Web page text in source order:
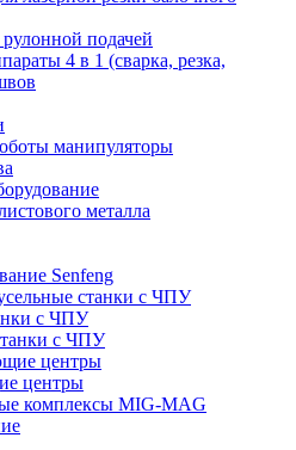
подачей
4 в 1 (сварка, резка,
манипуляторы
металла
Senfeng
станки с ЧПУ
с ЧПУ
с ЧПУ
центры
центры
комплексы MIG-MAG